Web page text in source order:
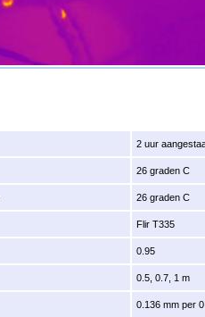
2 uur
26 graden C
26 graden C
Flir T335
0.95
0.5, 0.7, 1 m
0.136 mm per